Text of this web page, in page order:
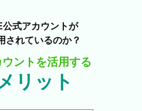
式アカウントが
されているのか？
ントを活用する
リット